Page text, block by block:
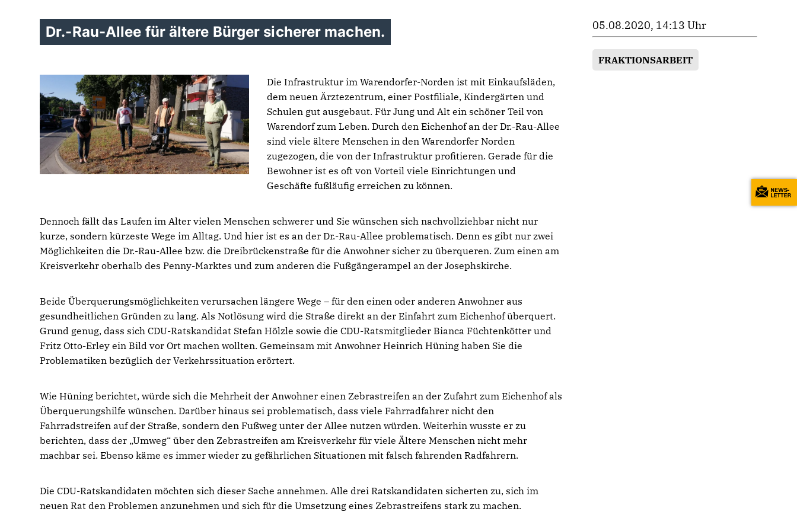
Dr.-Rau-Allee für ältere Bürger sicherer machen.
Die Infrastruktur im Warendorfer-Norden ist mit Einkaufsläden,
dem neuen Ärztezentrum, einer Postfiliale, Kindergärten und
Schulen gut ausgebaut. Für Jung und Alt ein schöner Teil von
Warendorf zum Leben. Durch den Eichenhof an der Dr.-Rau-Allee
sind viele ältere Menschen in den Warendorfer Norden
zugezogen, die von der Infrastruktur profitieren. Gerade für die
Bewohner ist es oft von Vorteil viele Einrichtungen und
Geschäfte fußläufig erreichen zu können.
Dennoch fällt das Laufen im Alter vielen Menschen schwerer und Sie wünschen sich nachvollziehbar nicht nur
kurze, sondern kürzeste Wege im Alltag. Und hier ist es an der Dr.-Rau-Allee problematisch. Denn es gibt nur zwei
Möglichkeiten die Dr.-Rau-Allee bzw. die Dreibrückenstraße für die Anwohner sicher zu überqueren. Zum einen am
Kreisverkehr oberhalb des Penny-Marktes und zum anderen die Fußgängerampel an der Josephskirche.
Beide Überquerungsmöglichkeiten verursachen längere Wege – für den einen oder anderen Anwohner aus
gesundheitlichen Gründen zu lang. Als Notlösung wird die Straße direkt an der Einfahrt zum Eichenhof überquert.
Grund genug, dass sich CDU-Ratskandidat Stefan Hölzle sowie die CDU-Ratsmitglieder Bianca Füchtenkötter und
Fritz Otto-Erley ein Bild vor Ort machen wollten. Gemeinsam mit Anwohner Heinrich Hüning haben Sie die
Problematiken bezüglich der Verkehrssituation erörtert.
Wie Hüning berichtet, würde sich die Mehrheit der Anwohner einen Zebrastreifen an der Zufahrt zum Eichenhof als
Überquerungshilfe wünschen. Darüber hinaus sei problematisch, dass viele Fahrradfahrer nicht den
Fahrradstreifen auf der Straße, sondern den Fußweg unter der Allee nutzen würden. Weiterhin wusste er zu
berichten, dass der „Umweg“ über den Zebrastreifen am Kreisverkehr für viele Ältere Menschen nicht mehr
machbar sei. Ebenso käme es immer wieder zu gefährlichen Situationen mit falsch fahrenden Radfahrern.
Die CDU-Ratskandidaten möchten sich dieser Sache annehmen. Alle drei Ratskandidaten sicherten zu, sich im
neuen Rat den Problemen anzunehmen und sich für die Umsetzung eines Zebrastreifens stark zu machen.
05.08.2020, 14:13 Uhr
FRAKTIONSARBEIT